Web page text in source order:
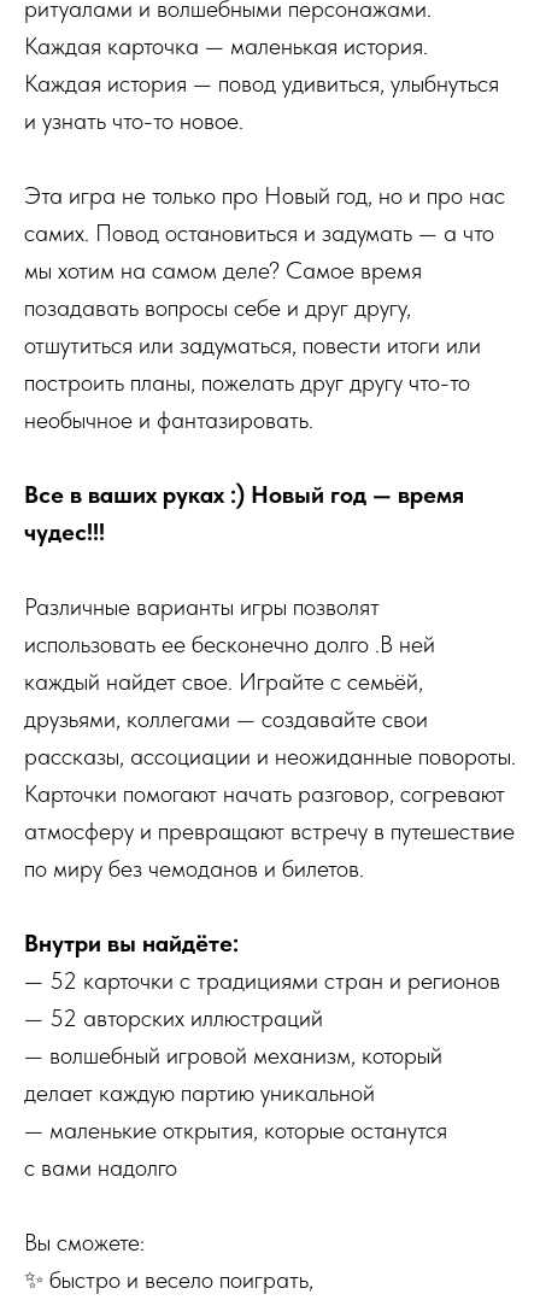
ритуалами и волшебными персонажами.
Каждая карточка — маленькая история.
Каждая история — повод удивиться, улыбнуться
и узнать что-то новое.
Эта игра не только про Новый год, но и про нас
самих. Повод остановиться и задумать — а что
мы хотим на самом деле? Самое время
позадавать вопросы себе и друг другу,
отшутиться или задуматься, повести итоги или
построить планы, пожелать друг другу что-то
необычное и фантазировать.
Все в ваших руках :) Новый год — время
чудес!!!
Различные варианты игры позволят
использовать ее бесконечно долго .В ней
каждый найдет свое. Играйте с семьёй,
друзьями, коллегами — создавайте свои
рассказы, ассоциации и неожиданные повороты.
Карточки помогают начать разговор, согревают
атмосферу и превращают встречу в путешествие
по миру без чемоданов и билетов.
Внутри вы найдёте:
— 52 карточки с традициями стран и регионов
— 52 авторских иллюстраций
— волшебный игровой механизм, который
делает каждую партию уникальной
— маленькие открытия, которые останутся
с вами надолго
Вы сможете:
✨ быстро и весело поиграть,